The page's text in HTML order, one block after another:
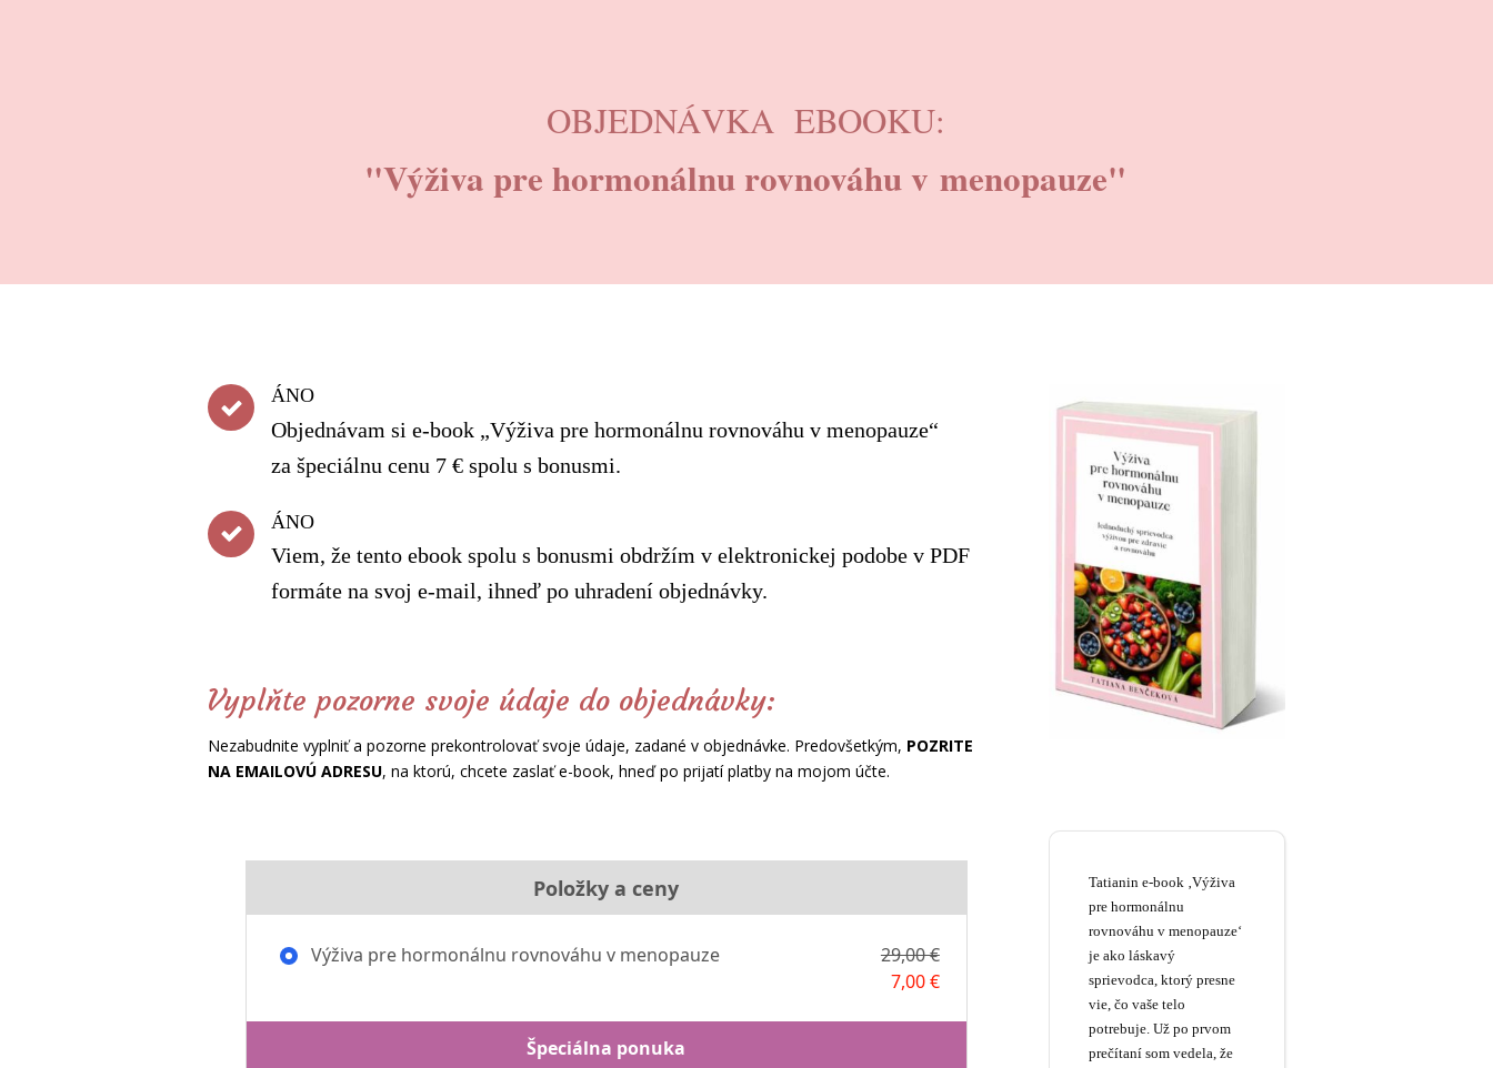
OBJEDNÁVKA EBOOKU:
"Výživa pre hormonálnu rovnováhu v menopauze"
ÁNO
Objednávam si e-book „Výživa pre hormonálnu rovnováhu v menopauze“
za špeciálnu cenu 7 € spolu s bonusmi.
ÁNO
Viem, že tento ebook spolu s bonusmi obdržím v elektronickej podobe v PDF
formáte na svoj e-mail, ihneď po uhradení objednávky.
Vyplňte pozorne svoje údaje do objednávky:
Nezabudnite vyplniť a pozorne prekontrolovať svoje údaje, zadané v objednávke. Predovšetkým, POZRITE
NA EMAILOVÚ ADRESU, na ktorú, chcete zaslať e-book, hneď po prijatí platby na mojom účte.
Položky a ceny
Výživa pre hormonálnu rovnováhu v menopauze
29,00 €
7,00 €
Špeciálna ponuka
Tatianin e-book ‚Výživa
pre hormonálnu
rovnováhu v menopauze‘
je ako láskavý
sprievodca, ktorý presne
vie, čo vaše telo
potrebuje. Už po prvom
prečítaní som vedela, že